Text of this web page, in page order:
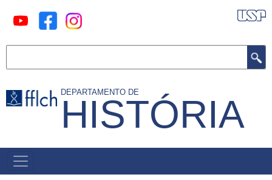
para
DEPARTAMENTO DE
HISTÓRIA
MAIN
MENU